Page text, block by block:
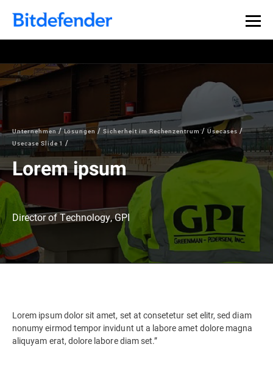
Unternehmen Lösungen Sicherheit im Rechenzentrum
Usecases
Usecase Slide 1
Lorem ipsum
Director of Technology, GPI
Lorem ipsum dolor sit amet, set at consetetur set elitr, sed diam
nonumy eirmod tempor invidunt ut a labore amet dolore magna
aliquyam erat, dolore labore diam set.”